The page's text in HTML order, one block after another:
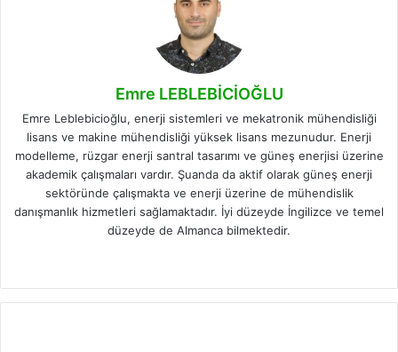
Emre LEBLEBİCİOĞLU
Emre Leblebicioğlu, enerji sistemleri ve mekatronik mühendisliği
lisans ve makine mühendisliği yüksek lisans mezunudur. Enerji
modelleme, rüzgar enerji santral tasarımı ve güneş enerjisi üzerine
akademik çalışmaları vardır. Şuanda da aktif olarak güneş enerji
sektöründe çalışmakta ve enerji üzerine de mühendislik
danışmanlık hizmetleri sağlamaktadır. İyi düzeyde İngilizce ve temel
düzeyde de Almanca bilmektedir.